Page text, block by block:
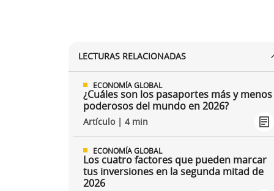
LECTURAS RELACIONADAS
ECONOMÍA GLOBAL
¿Cuáles son los pasaportes más y menos
poderosos del mundo en 2026?
Artículo | 4 min
ECONOMÍA GLOBAL
Los cuatro factores que pueden marcar
tus inversiones en la segunda mitad de
2026